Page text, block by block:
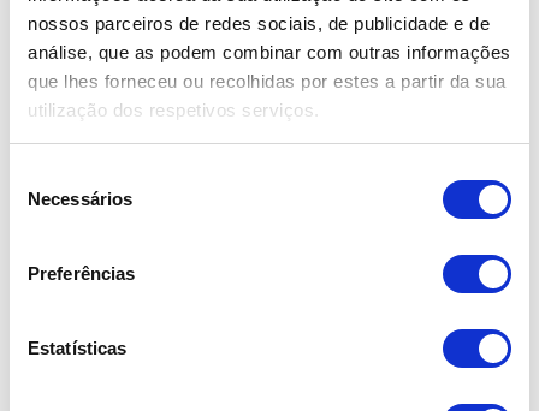
nossos parceiros de redes sociais, de publicidade e de
análise, que as podem combinar com outras informações
que lhes forneceu ou recolhidas por estes a partir da sua
utilização dos respetivos serviços.
Necessários
Preferências
Estatísticas